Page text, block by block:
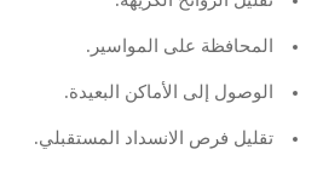
المحافظة على المواسير.
الوصول إلى الأماكن البعيدة.
تقليل فرص الانسداد المستقبلي.